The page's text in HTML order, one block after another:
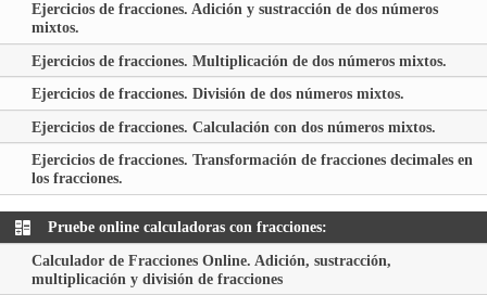
Ejercicios de fracciones. Adición y sustracción de dos números
mixtos.
Ejercicios de fracciones. Multiplicación de dos números mixtos.
Ejercicios de fracciones. División de dos números mixtos.
Ejercicios de fracciones. Calculación con dos números mixtos.
Ejercicios de fracciones. Transformación de fracciones decimales en
los fracciones.
Pruebe online calculadoras con fracciones:
Calculador de Fracciones Online. Adición, sustracción,
multiplicación y división de fracciones